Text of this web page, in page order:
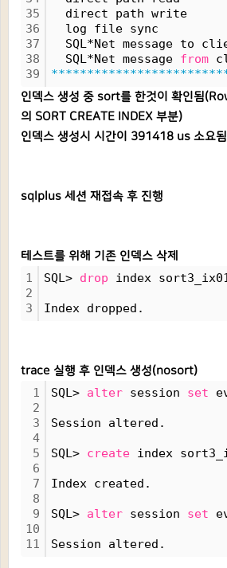
35
36
37
38
39
direct
log
SQL*Net
SQL*Net message from
인덱스 생성 중 sort를 한것이 확인됨
의 SORT CREATE INDEX 부분)
인덱스 생성시 시간이 391418 us 소요됨
sqlplus 세션 재접속 후 진행
테스트를 위해 기존 인덱스 삭제
1
2
3
SQL> drop index
Index dropped.
trace 실행 후 인덱스 생성(nosort)
1
2
3
4
5
6
7
8
9
10
11
SQL> alter session set
Session altered.
SQL> create index
Index created.
SQL> alter session set
Session altered.